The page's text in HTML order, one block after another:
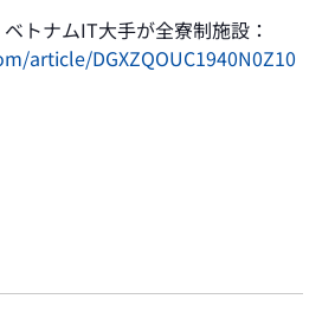
ベトナムIT大手が全寮制施設：
article/DGXZQOUC1940N0Z10